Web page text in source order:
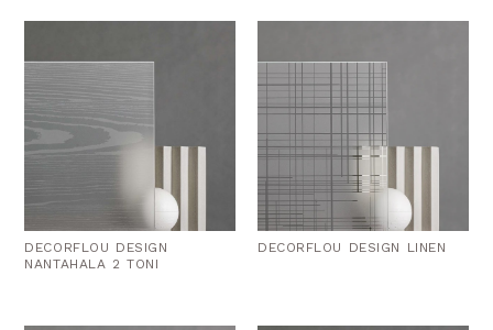
DECORFLOU DESIGN
NANTAHALA 2 TONI
DECORFLOU DESIGN LINEN